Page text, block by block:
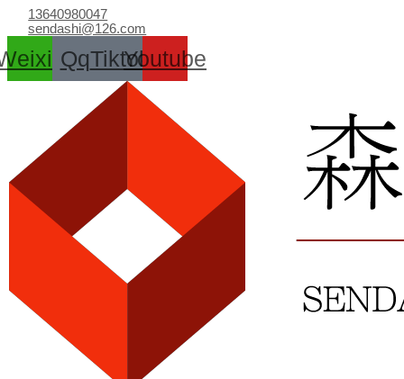
容
13640980047
sendashi@126.com
QqTiktokYoutube